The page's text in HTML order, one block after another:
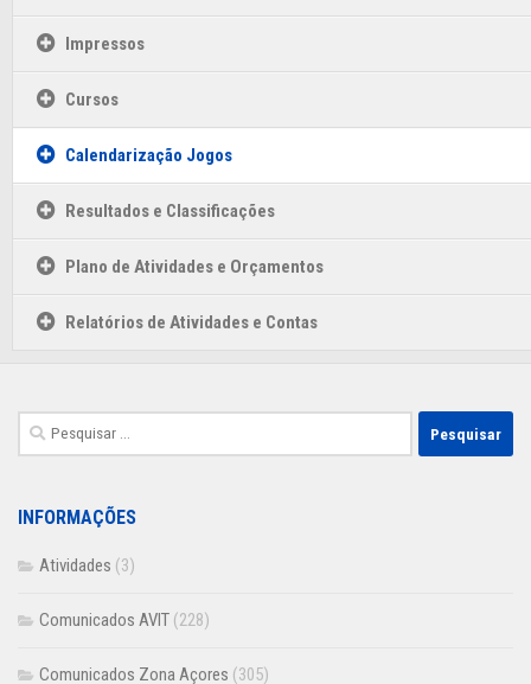
Impressos
Cursos
Calendarização Jogos
Resultados e Classificações
Plano de Atividades e Orçamentos
Relatórios de Atividades e Contas
Pesquisar
por:
INFORMAÇÕES
Atividades (3)
Comunicados AVIT (228)
Comunicados Zona Açores (305)